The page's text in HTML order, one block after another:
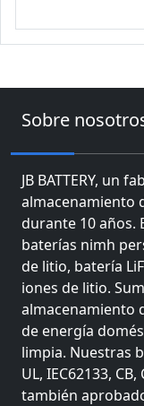
Sobre
JB BATTERY, un
almacenamiento
durante 10 años.
baterías nimh
de litio, batería
iones de litio.
almacenamiento
de energía
limpia. Nuestras
UL, IEC62133,
también